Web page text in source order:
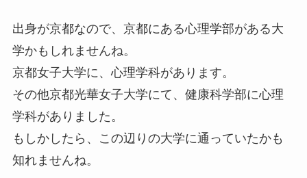
出身が京都なので、京都にある心理学部がある大
学かもしれませんね。
京都女子大学に、心理学科があります。
その他京都光華女子大学にて、健康科学部に心理
学科がありました。
もしかしたら、この辺りの大学に通っていたかも
知れませんね。